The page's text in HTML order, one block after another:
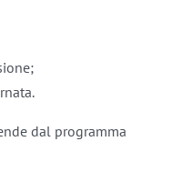
dal programma